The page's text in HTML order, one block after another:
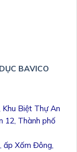
BAVICO
Biệt Thự An
12, Thành phố
ấp Xốm Đông,